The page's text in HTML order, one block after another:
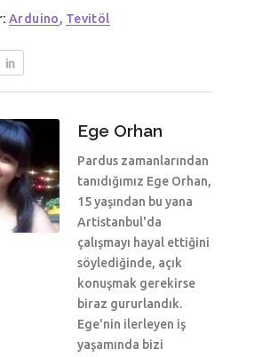
Arduino, Tevitöl
Ege Orhan
Pardus zamanlarından
tanıdığımız Ege Orhan,
15 yaşından bu yana
Artistanbul'da
çalışmayı hayal ettiğini
söylediğinde, açık
konuşmak gerekirse
biraz gururlandık.
Ege'nin ilerleyen iş
yaşamında bizi